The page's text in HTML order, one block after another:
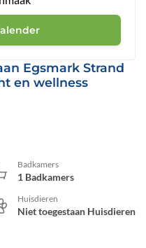
Egsmark Strand
en wellness
Badkamers
1 Badkamers
Huisdieren
Niet toegestaan Huisdieren